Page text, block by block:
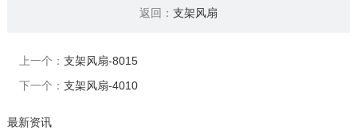
返回： 支架风扇
上一个： 支架风扇-8015
下一个： 支架风扇-4010
最新资讯